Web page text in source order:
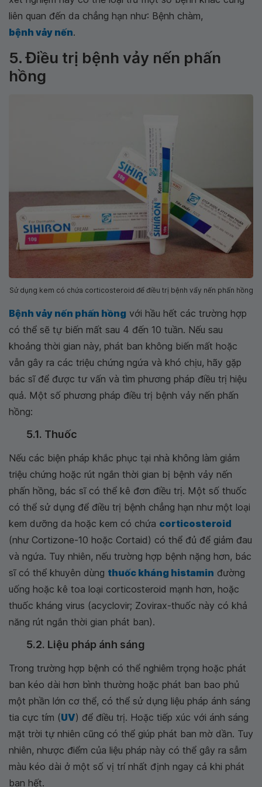
liên quan đến da chẳng hạn như: Bệnh chàm,
bệnh vảy nến.
5. Điều trị bệnh vảy nến phấn
hồng
Sử dụng kem có chứa corticosteroid để điều trị bệnh vẩy nến phấn hồng
Bệnh vảy nến phấn hồng với hầu hết các trường hợp
có thể sẽ tự biến mất sau 4 đến 10 tuần. Nếu sau
khoảng thời gian này, phát ban không biến mất hoặc
vẫn gây ra các triệu chứng ngứa và khó chịu, hãy gặp
bác sĩ để được tư vấn và tìm phương pháp điều trị hiệu
quả. Một số phương pháp điều trị bệnh vảy nến phấn
hồng:
5.1. Thuốc
Nếu các biện pháp khắc phục tại nhà không làm giảm
triệu chứng hoặc rút ngắn thời gian bị bệnh vảy nến
phấn hồng, bác sĩ có thể kê đơn điều trị. Một số thuốc
có thể sử dụng để điều trị bệnh chẳng hạn như một loại
kem dưỡng da hoặc kem có chứa corticosteroid
(như Cortizone-10 hoặc Cortaid) có thể đủ để giảm đau
và ngứa. Tuy nhiên, nếu trường hợp bệnh nặng hơn, bác
sĩ có thể khuyên dùng thuốc kháng histamin đường
uống hoặc kê toa loại corticosteroid mạnh hơn, hoặc
thuốc kháng virus (acyclovir; Zovirax-thuốc này có khả
năng rút ngắn thời gian phát ban).
5.2. Liệu pháp ánh sáng
Trong trường hợp bệnh có thể nghiêm trọng hoặc phát
ban kéo dài hơn bình thường hoặc phát ban bao phủ
một phần lớn cơ thể, có thể sử dụng liệu pháp ánh sáng
tia cực tím (UV) để điều trị. Hoặc tiếp xúc với ánh sáng
mặt trời tự nhiên cũng có thể giúp phát ban mờ dần. Tuy
nhiên, nhược điểm của liệu pháp này có thể gây ra sẫm
màu kéo dài ở một số vị trí nhất định ngay cả khi phát
ban hết.